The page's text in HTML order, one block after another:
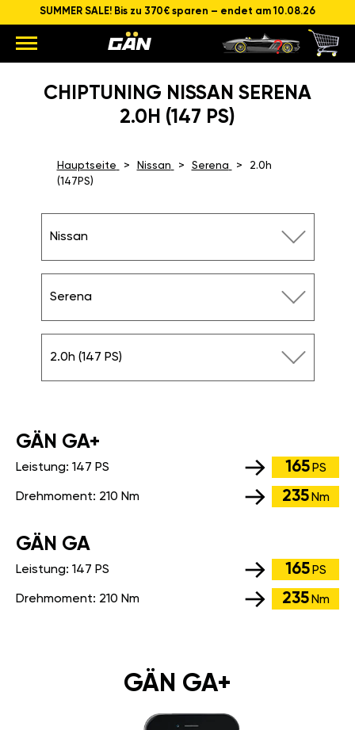
SUMMER SALE! Bis zu 370€ sparen – endet am 10.08.26
CHIPTUNING NISSAN SERENA
2.0H (147 PS)
Hauptseite Nissan Serena
2.0h
(147PS)
Nissan
Serena
2.0h (147 PS)
GÄN GA+
Leistung: 147 PS 165 PS
Drehmoment: 210 Nm 235 Nm
GÄN GA
Leistung: 147 PS 165 PS
Drehmoment: 210 Nm 235 Nm
GÄN GA+